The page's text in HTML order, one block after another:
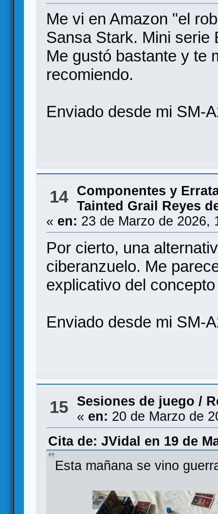
Me vi en Amazon "el
Sansa Stark. Mini serie
Me gustó bastante y te
recomiendo.
Enviado desde mi SM-
14
Componentes y
Tainted Grail Reyes
« en: 23 de Marzo de 2026,
Por cierto, una
ciberanzuelo. Me
explicativo del concepto
Enviado desde mi SM-
15 Sesiones de juego /
« en: 20 de Marzo de
Cita de: JVidal en 19 de
Esta mañana se vino